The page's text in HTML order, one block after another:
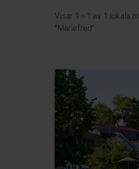
Visar 1 - 1 av 1 lokala
"Mariefred".